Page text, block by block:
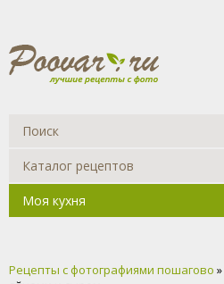
Каталог рецептов
Моя кухня
Рецепты с фотографиями пошагово »